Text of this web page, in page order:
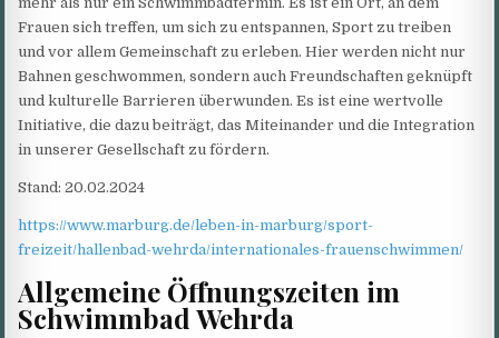
Frauen sich treffen, um sich zu entspannen, Sport zu treiben
und vor allem Gemeinschaft zu erleben. Hier werden nicht nur
Bahnen geschwommen, sondern auch Freundschaften geknüpft
und kulturelle Barrieren überwunden. Es ist eine wertvolle
Initiative, die dazu beiträgt, das Miteinander und die Integration
in unserer Gesellschaft zu fördern.
Stand: 20.02.2024
https://www.marburg.de/leben-in-marburg/sport-
freizeit/hallenbad-wehrda/internationales-frauenschwimmen/
Allgemeine Öffnungszeiten im
Schwimmbad Wehrda